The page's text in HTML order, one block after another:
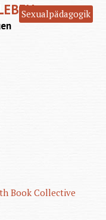
Sexualpädagogik
Book Collective